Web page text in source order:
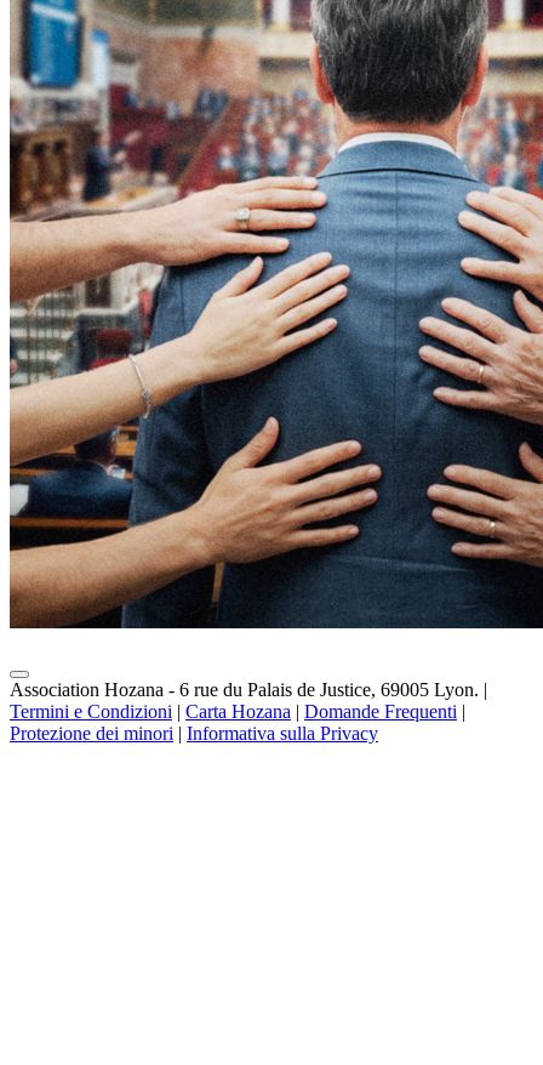
Association Hozana - 6 rue du Palais de Justice, 69005 Lyon. |
Termini e Condizioni | Carta Hozana | Domande Frequenti |
Protezione dei minori | Informativa sulla Privacy